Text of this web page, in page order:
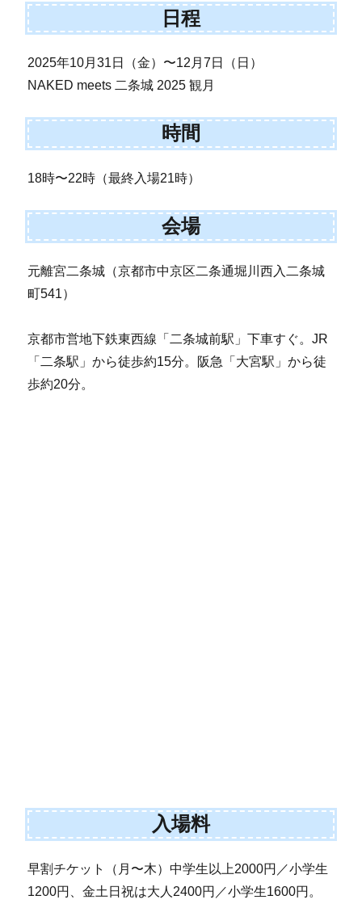
日程
2025年10月31日（金）〜12月7日（日）
NAKED meets 二条城 2025 観月
時間
18時〜22時（最終入場21時）
会場
元離宮二条城（京都市中京区二条通堀川西入二条城
町541）
京都市営地下鉄東西線「二条城前駅」下車すぐ。JR
「二条駅」から徒歩約15分。阪急「大宮駅」から徒
歩約20分。
入場料
早割チケット（月〜木）中学生以上2000円／小学生
1200円、金土日祝は大人2400円／小学生1600円。